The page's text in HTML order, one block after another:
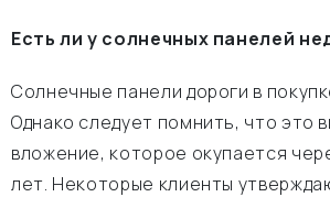
Есть ли у солнечных панелей
Солнечные панели дороги в
Однако следует помнить, что это
вложение, которое окупается
лет. Некоторые клиенты